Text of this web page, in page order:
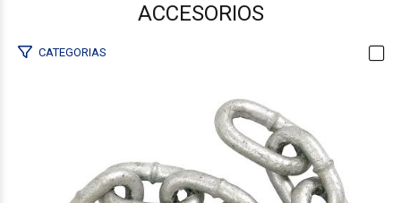
ACCESORIOS
CATEGORIAS